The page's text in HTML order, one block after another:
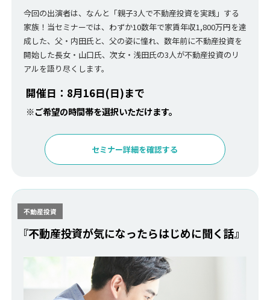
今回の出演者は、なんと「親子3人で不動産投資を実践」する
家族！当セミナーでは、わずか10数年で家賃年収1,800万円を達
成した、父・内田氏と、父の姿に憧れ、数年前に不動産投資を
開始した長女・山口氏、次女・浅田氏の3人が不動産投資のリ
アルを語り尽くします。
開催日：8月16日(日)まで
※ご希望の時間帯を選択いただけます。
セミナー詳細を確認する
不動産投資
『不動産投資が気になったらはじめに聞く話』